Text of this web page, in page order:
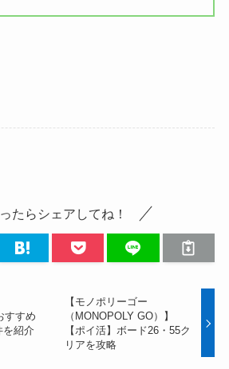
たらシェアしてね！
すすめ
を紹介
【モノポリーゴー
（MONOPOLY GO）】
【ポイ活】ボード26・55ク
リアを攻略